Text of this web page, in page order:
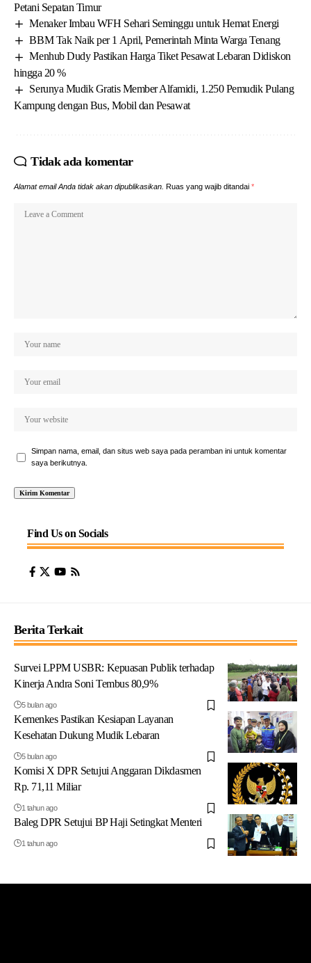
Petani Sepatan Timur
Menaker Imbau WFH Sehari Seminggu untuk Hemat Energi
BBM Tak Naik per 1 April, Pemerintah Minta Warga Tenang
Menhub Dudy Pastikan Harga Tiket Pesawat Lebaran Didiskon
hingga 20 %
Serunya Mudik Gratis Member Alfamidi, 1.250 Pemudik Pulang
Kampung dengan Bus, Mobil dan Pesawat
Tidak ada komentar
Alamat email Anda tidak akan dipublikasikan. Ruas yang wajib ditandai *
Simpan nama, email, dan situs web saya pada peramban ini untuk komentar
saya berikutnya.
Find Us on Socials
Berita Terkait
Survei LPPM USBR: Kepuasan Publik terhadap
Kinerja Andra Soni Tembus 80,9%
5 bulan ago
Kemenkes Pastikan Kesiapan Layanan
Kesehatan Dukung Mudik Lebaran
5 bulan ago
Komisi X DPR Setujui Anggaran Dikdasmen
Rp. 71,11 Miliar
1 tahun ago
Baleg DPR Setujui BP Haji Setingkat Menteri
1 tahun ago